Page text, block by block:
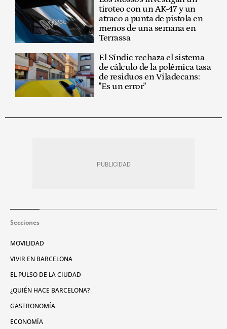
tiroteo con un AK-47 y un
atraco a punta de pistola en
menos de una semana en
Terrassa
El Síndic rechaza el sistema
de cálculo de la polémica tasa
de residuos en Viladecans:
"Es un error"
Secciones
MOVILIDAD
VIVIR EN BARCELONA
EL PULSO DE LA CIUDAD
¿QUIÉN HACE BARCELONA?
GASTRONOMÍA
ECONOMÍA